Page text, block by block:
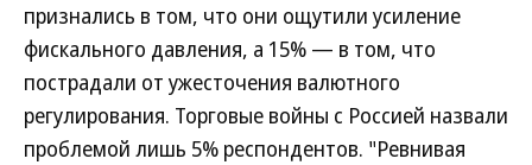
признались в том, что они ощутили усиление
фискального давления, а 15% — в том, что
пострадали от ужесточения валютного
регулирования. Торговые войны с Россией назвали
проблемой лишь 5% респондентов. "Ревнивая